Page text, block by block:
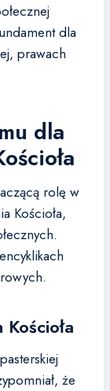
dla
prawach
dla
rolę w
Kościoła,
że